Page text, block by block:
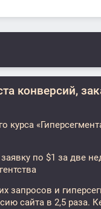
конверсий,
курса
заявку по $1 за две
запросов и
сайта в 2,5 раза.